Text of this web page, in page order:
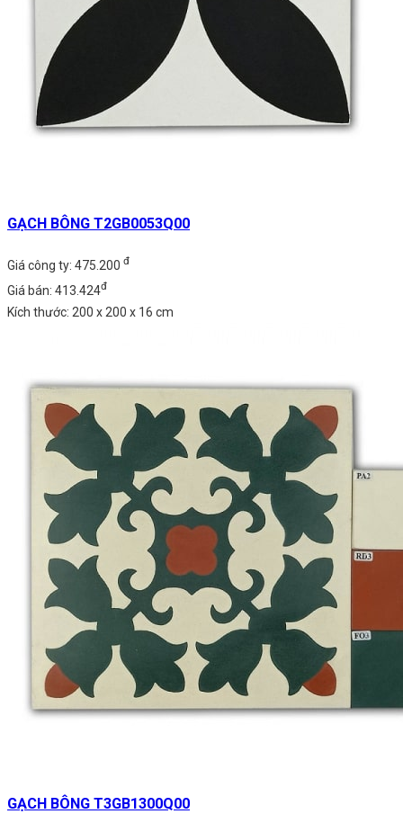
GẠCH BÔNG T2GB0053Q00
Giá công ty: 475.200 đ
Giá bán: 413.424đ
Kích thước: 200 x 200 x 16 cm
GẠCH BÔNG T3GB1300Q00